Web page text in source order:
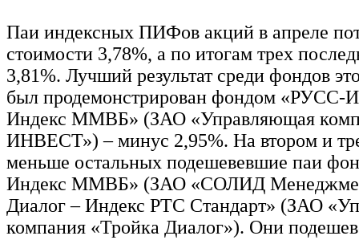
Паи индексных ПИФов акций в апреле
стоимости 3,78%, а по итогам трех
3,81%. Лучший результат среди фондов
был продемонстрирован фондом
Индекс ММВБ» (ЗАО «Управляющая
ИНВЕСТ») – минус 2,95%. На втором и
меньше остальных подешевевшие паи
Индекс ММВБ» (ЗАО «СОЛИД
Диалог – Индекс РТС Стандарт» (ЗАО
компания «Тройка Диалог»). Они